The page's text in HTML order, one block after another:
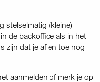
stelselmatig (kleine)
de backoffice als in het
zijn dat je af en toe nog
aanmelden of merk je op